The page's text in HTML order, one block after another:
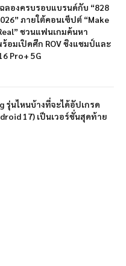
ลองครบรอบแบรนด์กับ “828
ภายใต้คอนเซ็ปต์ “Make
ชวนแฟนเกมค้นหา
ร้อมเปิดศึก ROV ชิงแชมป์และ
Pro+ 5G
รุ่นไหนบ้างที่จะได้อัปเกรด
17) เป็นเวอร์ชั่นสุดท้าย